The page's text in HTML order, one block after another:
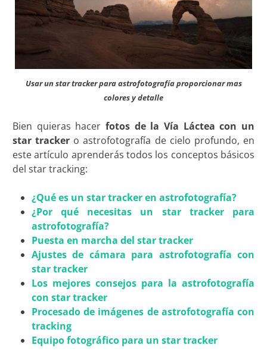
Usar un star tracker para astrofotografía proporcionar mas
colores y detalle
Bien quieras hacer fotos de la Vía Láctea con un
star tracker o astrofotografía de cielo profundo, en
este artículo aprenderás todos los conceptos básicos
del star tracking:
¿Qué es un star tracker en astrofotografía?
¿Por qué necesitas un star tracker para
astrofotografía?
Puesta en marcha del star tracker
Ajustes de cámara para astrofotografía con
star tracker
Los mejores consejos para la astrofotografía
con star tracker
Procesado de imágenes de astrofotografía con
tracking
Equipo fotográfico para un star tracker